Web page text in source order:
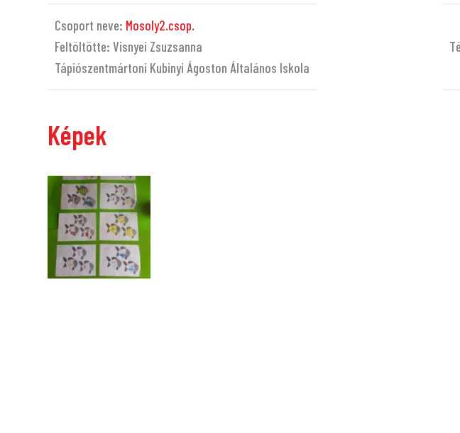
Csoport neve: Mosoly2.csop.
Feltöltötte: Visnyei Zsuzsanna
Tápiószentmártoni Kubinyi Ágoston Általános Iskola
Képek